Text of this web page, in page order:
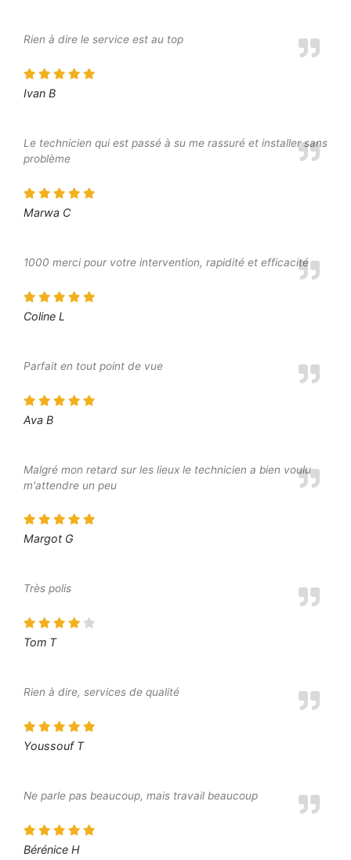
Rien à dire le service est au top
Ivan B
Le technicien qui est passé à su me rassuré et installer sans
problème
Marwa C
1000 merci pour votre intervention, rapidité et efficacité
Coline L
Parfait en tout point de vue
Ava B
Malgré mon retard sur les lieux le technicien a bien voulu
m'attendre un peu
Margot G
Très polis
Tom T
Rien à dire, services de qualité
Youssouf T
Ne parle pas beaucoup, mais travail beaucoup
Bérénice H